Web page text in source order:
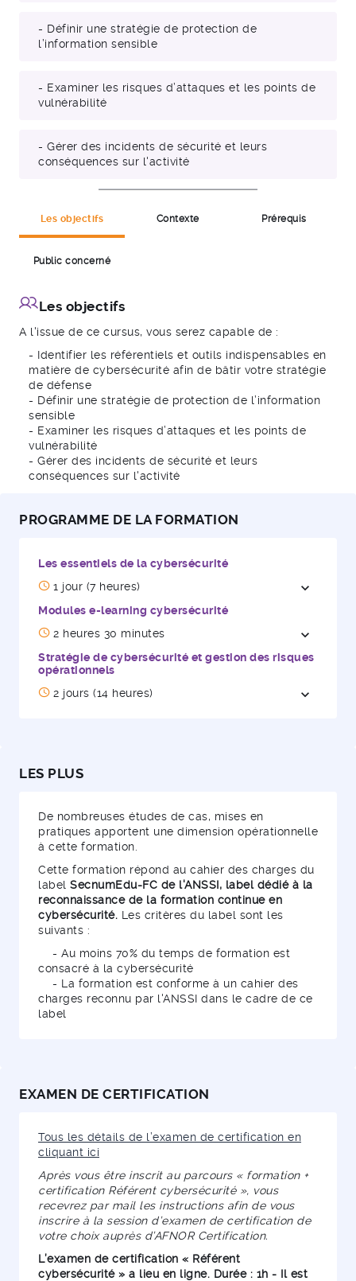
- Définir une stratégie de protection de
l’information sensible
- Examiner les risques d’attaques et les points de
vulnérabilité
- Gérer des incidents de sécurité et leurs
conséquences sur l'activité
Les objectifs Contexte Prérequis
Public concerné
Les objectifs
A l'issue de ce cursus, vous serez capable de :
- Identifier les référentiels et outils indispensables en
matière de cybersécurité afin de bâtir votre stratégie
de défense
- Définir une stratégie de protection de l’information
sensible
- Examiner les risques d’attaques et les points de
vulnérabilité
- Gérer des incidents de sécurité et leurs
conséquences sur l'activité
-Modules obligatoires +"Innovation : quels moyens de
protection"
-Modules obligatoires + "Innovation : quels moyens de
protection" + "Sécurité SI"
-Tous les modules optionnels inclus
en cliquant ici
PROGRAMME DE LA FORMATION
Les essentiels de la cybersécurité
1 jour (7 heures)
expand_more
Modules e-learning cybersécurité
2 heures 30 minutes
expand_more
Stratégie de cybersécurité et gestion des risques
opérationnels
2 jours (14 heures)
expand_more
LES PLUS
De nombreuses études de cas, mises en
pratiques apportent une dimension opérationnelle
à cette formation.
Cette formation répond au cahier des charges du
label SecnumEdu-FC de l'ANSSI, label dédié à la
reconnaissance de la formation continue en
cybersécurité. Les critères du label sont les
suivants :
- Au moins 70% du temps de formation est
consacré à la cybersécurité
- La formation est conforme à un cahier des
charges reconnu par l'ANSSI dans le cadre de ce
label
EXAMEN DE CERTIFICATION
Tous les détails de l’examen de certification en
cliquant ici
Après vous être inscrit au parcours « formation +
certification Référent cybersécurité », vous
recevrez par mail les instructions afin de vous
inscrire à la session d’examen de certification de
votre choix auprès d’AFNOR Certification.
L’examen de certification « Référent
cybersécurité » a lieu en ligne. Durée : 1h - Il est